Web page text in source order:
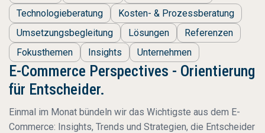
Technologieberatung
Kosten- & Prozessberatung
Umsetzungsbegleitung
Lösungen
Referenzen
Fokusthemen
Insights Unternehmen
E-Commerce Perspectives - Orientierung
für Entscheider.
Einmal im Monat bündeln wir das Wichtigste aus dem E-
Commerce: Insights, Trends und Strategien, die Entscheider